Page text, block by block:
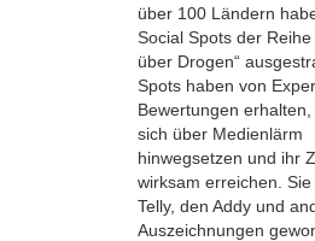
über 100 Ländern
Social Spots der Reihe
über Drogen“
Spots haben von
Bewertungen
sich über Medienlärm
hinwegsetzen und ihr
wirksam erreichen.
Telly, den Addy und
Auszeichnungen